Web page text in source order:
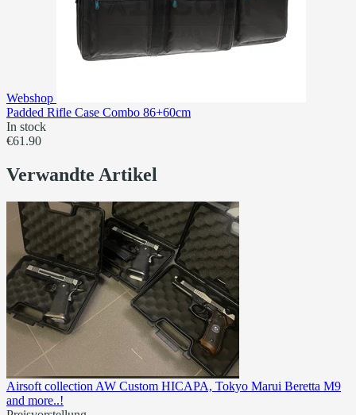
Webshop
Padded Rifle Case Combo 86+60cm
In stock
€61.90
Verwandte Artikel
Airsoft collection AW Custom HICAPA, Tokyo Marui Beretta M9
and more..!